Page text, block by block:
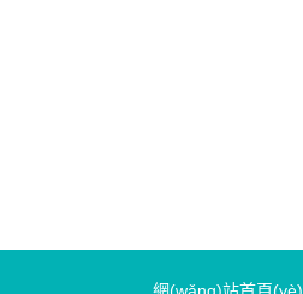
網(wǎng)站首頁(yè)